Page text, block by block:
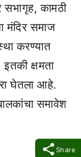
Share
सभागृह, कामठी
मंदिर समाज
करण्यात
क्षमता
घेतला आहे.
समावेश